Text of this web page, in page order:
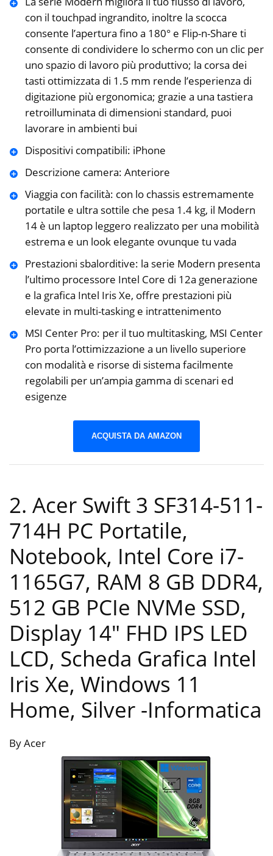
con il touchpad ingrandito, inoltre la scocca
consente l’apertura fino a 180° e Flip-n-Share ti
consente di condividere lo schermo con un clic per
uno spazio di lavoro più produttivo; la corsa dei
tasti ottimizzata di 1.5 mm rende l’esperienza di
digitazione più ergonomica; grazie a una tastiera
retroilluminata di dimensioni standard, puoi
lavorare in ambienti bui
Dispositivi compatibili: iPhone
Descrizione camera: Anteriore
Viaggia con facilità: con lo chassis estremamente
portatile e ultra sottile che pesa 1.4 kg, il Modern
14 è un laptop leggero realizzato per una mobilità
estrema e un look elegante ovunque tu vada
Prestazioni sbalorditive: la serie Modern presenta
l’ultimo processore Intel Core di 12a generazione
e la grafica Intel Iris Xe, offre prestazioni più
elevate in multi-tasking e intrattenimento
MSI Center Pro: per il tuo multitasking, MSI Center
Pro porta l’ottimizzazione a un livello superiore
con modalità e risorse di sistema facilmente
regolabili per un’ampia gamma di scenari ed
esigenze
ACQUISTA DA AMAZON
2. Acer Swift 3 SF314-511-
714H PC Portatile,
Notebook, Intel Core i7-
1165G7, RAM 8 GB DDR4,
512 GB PCIe NVMe SSD,
Display 14″ FHD IPS LED
LCD, Scheda Grafica Intel
Iris Xe, Windows 11
Home, Silver -Informatica
By Acer